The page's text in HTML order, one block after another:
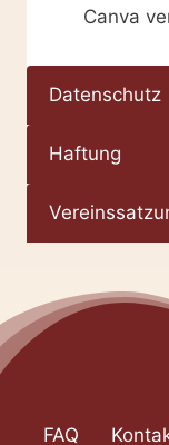
Canva
Datenschutz
Haftung
FAQ